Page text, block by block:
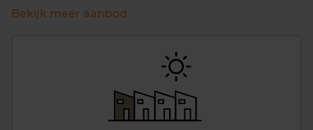
Bekijk meer aanbod